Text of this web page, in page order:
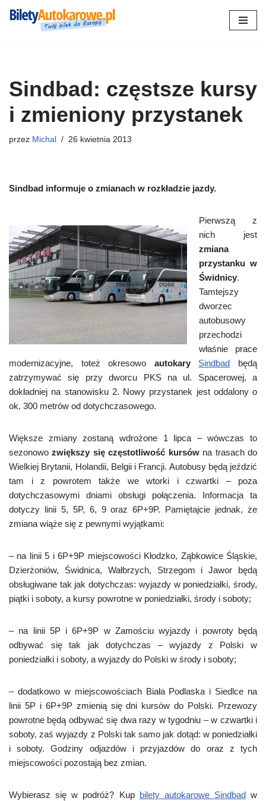
Sindbad: częstsze kursy
i zmieniony przystanek
przez Michal 26 kwietnia 2013
Sindbad informuje o zmianach w rozkładzie jazdy.
Pierwszą z
nich jest
zmiana
przystanku w
Świdnicy.
Tamtejszy
dworzec
autobusowy
przechodzi
właśnie prace
modernizacyjne, toteż okresowo autokary Sindbad będą
zatrzymywać się przy dworcu PKS na ul. Spacerowej, a
dokładniej na stanowisku 2. Nowy przystanek jest oddalony o
ok. 300 metrów od dotychczasowego.
Większe zmiany zostaną wdrożone 1 lipca – wówczas to
sezonowozwiększy się częstotliwość kursówna trasach do
Wielkiej Brytanii, Holandii, Belgii i Francji. Autobusy będą jeździć
tam i z powrotem także we wtorki i czwartki – poza
dotychczasowymi dniami obsługi połączenia. Informacja ta
dotyczy linii 5, 5P, 6, 9 oraz 6P+9P. Pamiętajcie jednak, że
zmiana wiąże się z pewnymi wyjątkami:
– na linii 5 i 6P+9P miejscowości Kłodzko, Ząbkowice Śląskie,
Dzierżoniów, Świdnica, Wałbrzych, Strzegom i Jawor będą
obsługiwane tak jak dotychczas: wyjazdy w poniedziałki, środy,
piątki i soboty, a kursy powrotne w poniedziałki, środy i soboty;
– na linii 5P i 6P+9P w Zamościu wyjazdy i powroty będą
odbywać się tak jak dotychczas – wyjazdy z Polski w
poniedziałki i soboty, a wyjazdy do Polski w środy i soboty;
– dodatkowo w miejscowościach Biała Podlaska i Siedlce na
linii 5P i 6P+9P zmienią się dni kursów do Polski. Przewozy
powrotne będą odbywać się dwa razy w tygodniu – w czwartki i
soboty, zaś wyjazdy z Polski tak samo jak dotąd: w poniedziałki
i soboty. Godziny odjazdów i przyjazdów do oraz z tych
miejscowości pozostają bez zmian.
Wybierasz się w podróż? Kup bilety autokarowe Sindbadw